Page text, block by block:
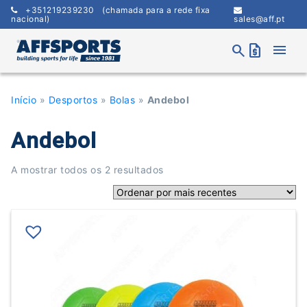
Skip
content
+351219239230 (chamada para a rede fixa
nacional)
sales@aff.pt
search request_quote menu
Início » Desportos » Bolas » Andebol
Andebol
A mostrar todos os 2 resultadosOrdenado
mais
recentes
options
may